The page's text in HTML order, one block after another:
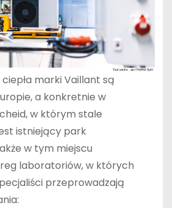
marki Vaillant są
a konkretnie w
w którym stale
istniejący park
w tym miejscu
laboratoriów, w których
przeprowadzają